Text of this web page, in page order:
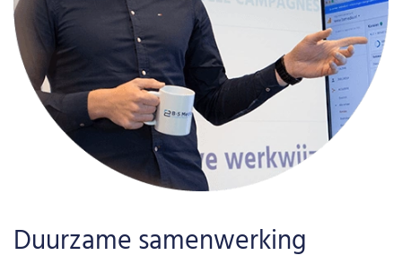
Duurzame samenwerking